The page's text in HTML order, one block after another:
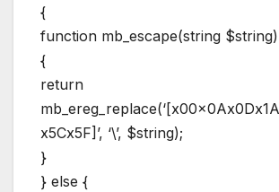
{
function mb_escape(string $string)
{
return
x5Cx5F]’, ‘\’, $string);
}
} else {